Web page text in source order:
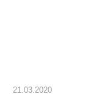
21.03.2020